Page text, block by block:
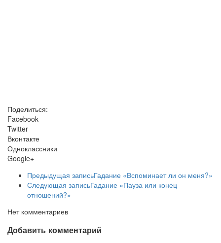
Поделиться:
Facebook
Twitter
Вконтакте
Одноклассники
Google+
Предыдущая записьГадание «Вспоминает ли он меня?»
Следующая записьГадание «Пауза или конец
отношений?»
Нет комментариев
Добавить комментарий